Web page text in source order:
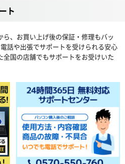
ト
、お買い上げ後の保証・修理もバッ
話や出張でサポートを受けられる安心
国の店舗でもサポートをお受けいた